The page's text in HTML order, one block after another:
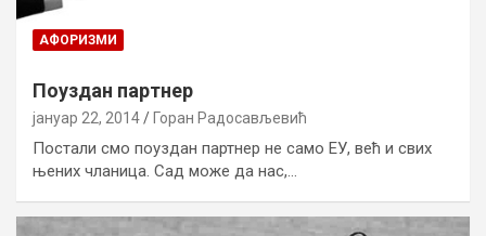
AФОРИЗМИ
Поуздан партнер
јануар 22, 2014 Горан Радосављевић
Постали смо поуздан партнер не само ЕУ, већ и свих
њених чланица. Сад може да нас,…